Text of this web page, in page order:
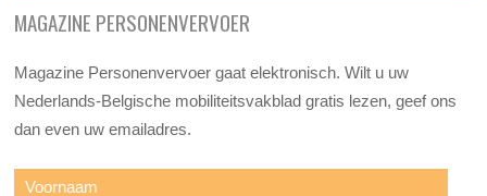
MAGAZINE PERSONENVERVOER
Magazine Personenvervoer gaat elektronisch. Wilt u uw
Nederlands-Belgische mobiliteitsvakblad gratis lezen, geef ons
dan even uw emailadres.